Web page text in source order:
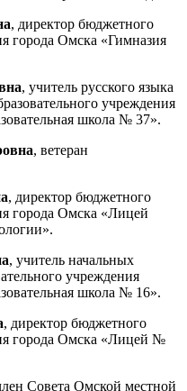
, директор бюджетного
города Омска «Гимназия
, учитель русского языка
учреждения
школа № 37».
, ветеран
, директор бюджетного
города Омска «Лицей
, учитель начальных
учреждения
школа № 16».
, директор бюджетного
города Омска «Лицей №
Совета Омской местной